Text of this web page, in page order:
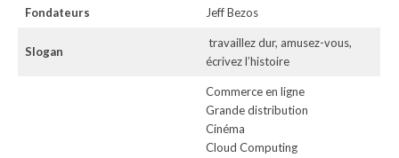
Fondateurs Jeff Bezos
Slogan
travaillez dur, amusez-vous,
écrivez l’histoire
Commerce en ligne
Grande distribution
Cinéma
Cloud Computing